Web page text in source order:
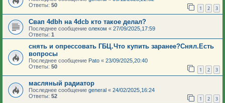
Ответы: 50 1 2 3
Свап 4dbh на 4dcb кто такое делал?
Последнее сообщение олеком « 27/09/2025,17:59
Ответы: 1
снять и опрессовать ГБЦ.Что купить заранее?Снял.Есть
вопросы
Последнее сообщение Pato « 23/09/2025,20:40
Ответы: 50 1 2 3
масляный радиатор
Последнее сообщение general « 24/02/2025,16:24
Ответы: 52 1 2 3